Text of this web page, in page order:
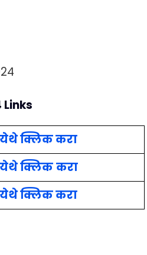
येथे क्लिक करा
येथे क्लिक करा
येथे क्लिक करा